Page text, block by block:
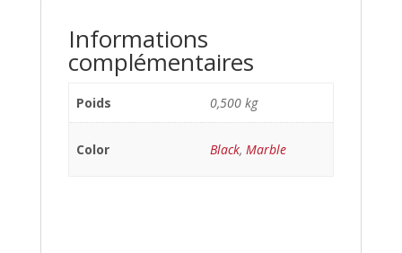
Informations
complémentaires
Poids 0,500 kg
Color Black, Marble